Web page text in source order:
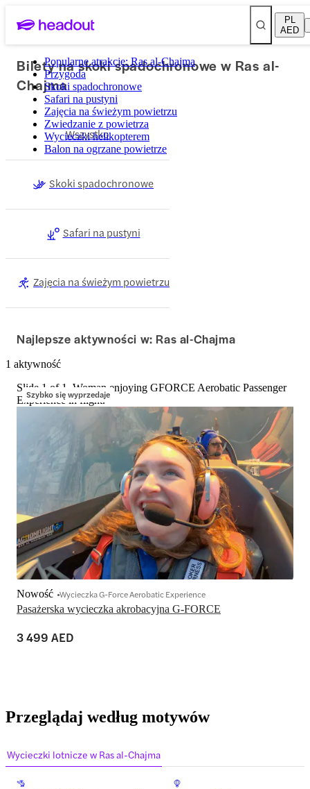
PL
AED
Popularne atrakcje: Ras al-Chajma
Przygoda
Skoki spadochronowe
Safari na pustyni
Zajęcia na świeżym powietrzu
Zwiedzanie z powietrza
Wycieczki helikopterem
Balon na ogrzane powietrze
Bilety na skoki spadochronowe w Ras al-
Chajma
Wszystko
Skoki spadochronowe
Safari na pustyni
Zajęcia na świeżym powietrzu
Najlepsze aktywności w: Ras al-Chajma
1 aktywność
Szybko się wyprzedaje
Slide 1 of 1, Woman enjoying GFORCE Aerobatic Passenger
Experience in flight.
Pasażerska wycieczka akrobacyjna G-FORCE
Nowość Wycieczka G-Force Aerobatic Experience
3 499 AED
Przeglądaj według motywów
Wycieczki lotnicze w Ras al-Chajma